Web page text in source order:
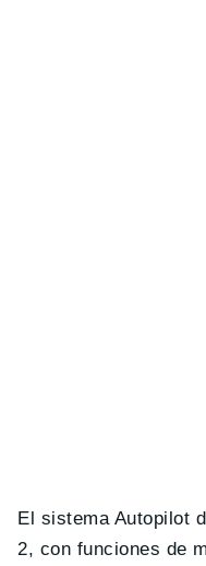
El sistema Autopilot
2, con funciones de